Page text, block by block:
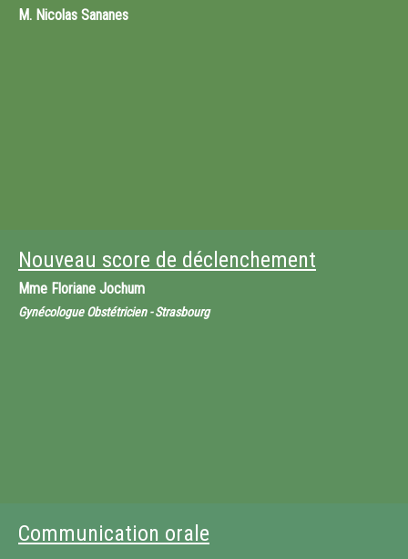
M. Nicolas Sananes
Nouveau score de déclenchement
Mme Floriane Jochum
Gynécologue Obstétricien - Strasbourg
Communication orale